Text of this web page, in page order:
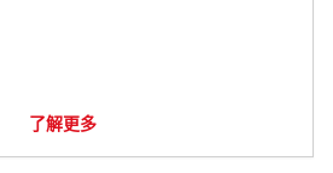
了解更多